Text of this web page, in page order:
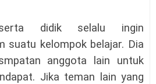
didik selalu ingin
suatu kelompok belajar. Dia
anggota lain untuk
Jika teman lain yang